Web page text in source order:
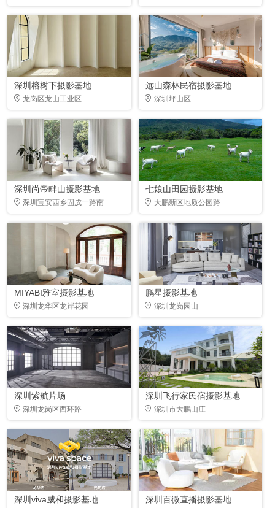
深圳榕树下摄影基地
龙岗区龙山工业区
远山森林民宿摄影基地
深圳坪山区
深圳尚帝畔山摄影基地
深圳宝安西乡固戍一路南
七娘山田园摄影基地
大鹏新区地质公园路
MIYABI雅室摄影基地
深圳龙华区龙岸花园
鹏星摄影基地
深圳龙岗园山
深圳紫航片场
深圳龙岗区西环路
深圳飞行家民宿摄影基地
深圳市大鹏山庄
深圳viva威和摄影基地 深圳百微直播摄影基地